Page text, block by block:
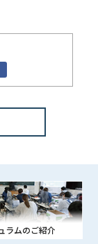
ラムのご紹介